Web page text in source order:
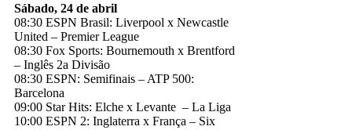
Sábado, 24 de abril
08:30 ESPN Brasil: Liverpool x Newcastle
United – Premier League
08:30 Fox Sports: Bournemouth x Brentford
– Inglês 2a Divisão
08:30 ESPN: Semifinais – ATP 500:
Barcelona
09:00 Star Hits: Elche x Levante – La Liga
10:00 ESPN 2: Inglaterra x França – Six